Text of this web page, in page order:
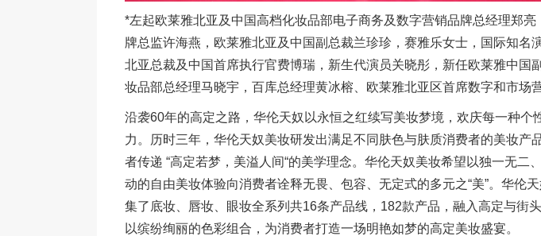
*左起欧莱雅北亚及中国高档化妆品部电子商务及数字营销品牌总经理郑亮
牌总监许海燕，欧莱雅北亚及中国副总裁兰珍珍，赛雅乐女士，国际知名
北亚总裁及中国首席执行官费博瑞，新生代演员关晓彤，新任欧莱雅中国
妆品部总经理马晓宇，百库总经理黄冰榕、欧莱雅北亚区首席数字和市场
沿袭60年的高定之路，华伦天奴以永恒之红续写美妆梦境，欢庆每一种个
力。历时三年，华伦天奴美妆研发出满足不同肤色与肤质消费者的美妆产
者传递 “高定若梦，美溢人间“的美学理念。华伦天奴美妆希望以独一无二
动的自由美妆体验向消费者诠释无畏、包容、无定式的多元之“美”。华伦
集了底妆、唇妆、眼妆全系列共16条产品线，182款产品，融入高定与街
以缤纷绚丽的色彩组合，为消费者打造一场明艳如梦的高定美妆盛宴。